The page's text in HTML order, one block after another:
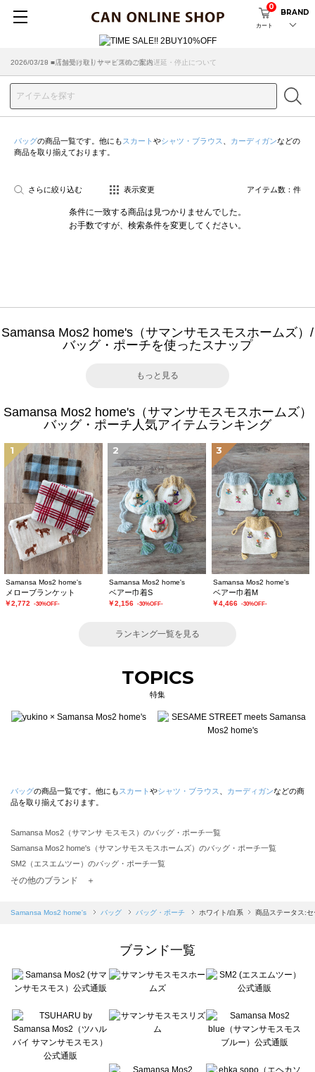
カート
0
BRAND
2026/07/29 ■【お知らせ】ヤマト運輸の配送遅延・停止について
2026/03/18 ■店舗受け取りサービスのご案内
バッグの商品一覧です。他にも スカート やシャツ・ブラウス カーディガンなどの
商品を取り揃えております。
さらに絞り込む 表示変更 アイテム数： 件
条件に一致する商品は見つかりませんでした。
お手数ですが、検索条件を変更してください。
Samansa Mos2 home's（サマンサモスモスホームズ）/
バッグ・ポーチを使ったスナップ
もっと見る
Samansa Mos2 home's（サマンサモスモスホームズ）
バッグ・ポーチ人気アイテムランキング
1
Samansa Mos2 home's
メローブランケット
￥2,772 -30%OFF-
2
Samansa Mos2 home's
ベアー巾着S
￥2,156 -30%OFF-
3
Samansa Mos2 home's
ベアー巾着M
￥4,466 -30%OFF-
ランキング一覧を見る
TOPICS
特集
バッグの商品一覧です。他にも スカート やシャツ・ブラウス カーディガンなどの商
品を取り揃えております。
Samansa Mos2（サマンサ モスモス）のバッグ・ポーチ一覧
Samansa Mos2 home's（サマンサモスモスホームズ）のバッグ・ポーチ一覧
SM2（エスエムツー）のバッグ・ポーチ一覧
Samansa Mos2 blue（サマンサモスモス ブルー）のバッグ・ポーチ一覧
sō4ū（ソウフォーユー）のバッグ・ポーチ一覧
Te chichi（テチチ）のバッグ・ポーチ一覧
Te chichi CLASSIC（テチチ クラシック）のバッグ・ポーチ一覧
Lugnoncure（ルノンキュール）のバッグ・ポーチ一覧
BETTY'S BLUE（べティーズブルー）のバッグ・ポーチ一覧
Wpc.（ワールドパーティー）のバッグ・ポーチ一覧
その他のブランド ＋
Samansa Mos2 home's バッグ バッグ・ポーチ ホワイト/白系 商品ステータス:セ
ブランド一覧